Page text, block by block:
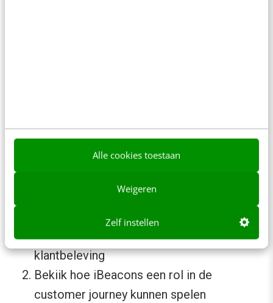
Alle cookies toestaan
Weigeren
Zelf instellen
app echt relevant is en iets makkelijk maakt
voor je klant. Waarbij we weer terug zijn bij die
ultieme klantfocus. De Groots mini-
stappenplan luidt:
Bedenk welke rol een app kan spelen in de
klantbeleving
Bekiik hoe iBeacons een rol in de
customer journey kunnen spelen